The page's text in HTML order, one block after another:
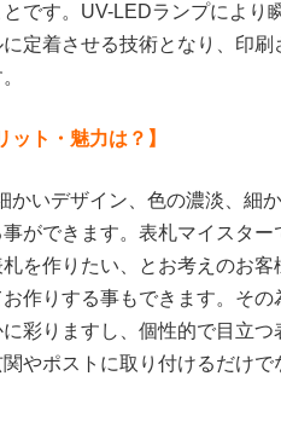
です。UV-LEDランプにより
定着させる技術となり、印
ット・魅力は？】
かいデザイン、色の濃淡、細
ができます。表札マイスタ
を作りたい、とお考えのお
作りする事もできます。そ
彩りますし、個性的で目立
やポストに取り付けるだけ